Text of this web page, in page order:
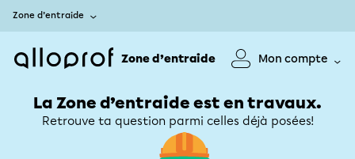
Zone d’entraide
Zone d’entraide Mon compte
La Zone d’entraide est en travaux.
Retrouve ta question parmi celles déjà posées!